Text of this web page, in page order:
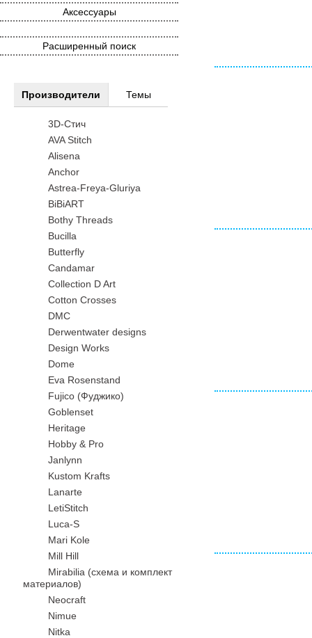
Аксессуары
Расширенный поиск
Производители Темы
3D-Стич
AVA Stitch
Alisena
Anchor
Astrea-Freya-Gluriya
BiBiART
Bothy Threads
Bucilla
Butterfly
Candamar
Collection D Art
Cotton Crosses
DMC
Derwentwater designs
Design Works
Dome
Eva Rosenstand
Fujico (Фуджико)
Goblenset
Heritage
Hobby & Pro
Janlynn
Kustom Krafts
Lanarte
LetiStitch
Luca-S
Mari Kole
Mill Hill
Mirabilia (схема и комплект
материалов)
Neocraft
Nimue
Nitka